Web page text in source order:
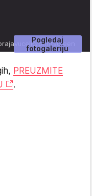
Pogledaj
fotogaleriju
printscreen
PREUZMITE
.